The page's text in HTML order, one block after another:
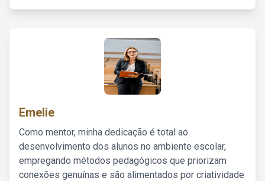
Emelie
Como mentor, minha dedicação é total ao
desenvolvimento dos alunos no ambiente escolar,
empregando métodos pedagógicos que priorizam
conexões genuínas e são alimentados por criatividade